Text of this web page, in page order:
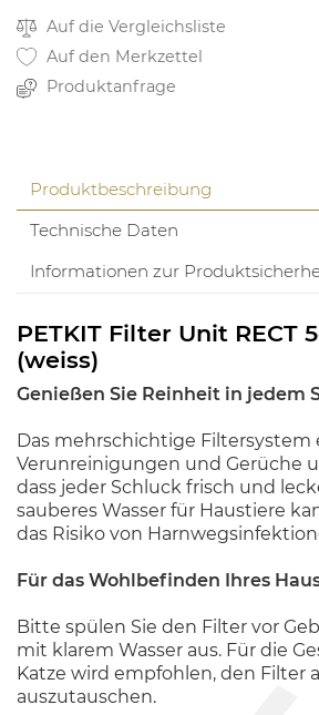
Auf die Vergleichsliste
Auf den Merkzettel
Produktanfrage
Produktbeschreibung
Technische Daten
Informationen zur
PETKIT Filter Unit RECT
(weiss)
Genießen Sie Reinheit in jedem
Das mehrschichtige
Verunreinigungen und Gerüche
dass jeder Schluck frisch und
sauberes Wasser für Haustiere
das Risiko von
Für das Wohlbefinden Ihres
Bitte spülen Sie den Filter vor
mit klarem Wasser aus. Für die
Katze wird empfohlen, den Filter
auszutauschen.